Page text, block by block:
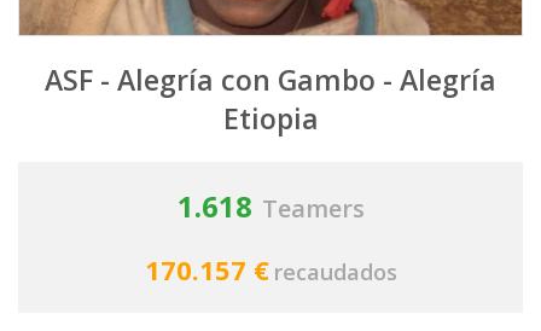
ASF - Alegría con Gambo - Alegría
Etiopia
1.618 Teamers
170.157 € recaudados